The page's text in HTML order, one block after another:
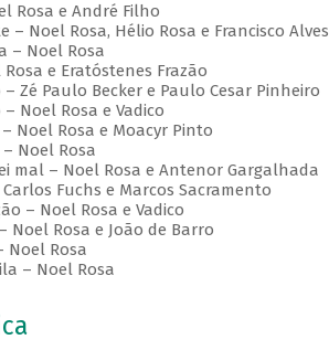
Rosa e André Filho
– Noel Rosa, Hélio Rosa e Francisco Alves
– Noel Rosa
e Eratóstenes Frazão
– Zé Paulo Becker e Paulo Cesar Pinheiro
Noel Rosa e Vadico
Noel Rosa e Moacyr Pinto
Noel Rosa
mal – Noel Rosa e Antenor Gargalhada
Fuchs e Marcos Sacramento
– Noel Rosa e Vadico
Noel Rosa e João de Barro
Noel Rosa
– Noel Rosa